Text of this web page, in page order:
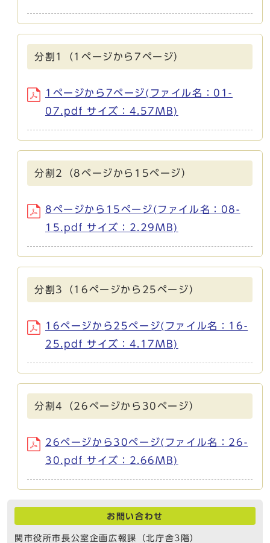
分割1（1ページから7ページ）
1ページから7ページ(ファイル名：01-
07.pdf サイズ：4.57MB)
分割2（8ページから15ページ）
8ページから15ページ(ファイル名：08-
15.pdf サイズ：2.29MB)
分割3（16ページから25ページ）
16ページから25ページ(ファイル名：16-
25.pdf サイズ：4.17MB)
分割4（26ページから30ページ）
26ページから30ページ(ファイル名：26-
30.pdf サイズ：2.66MB)
お問い合わせ
関市役所市長公室企画広報課（北庁舎3階）